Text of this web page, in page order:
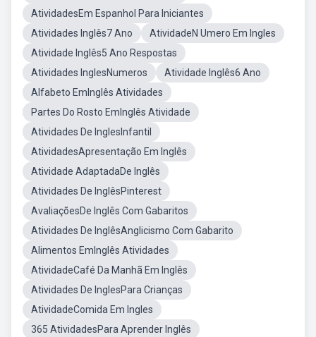
AtividadesEm Espanhol Para Iniciantes
Atividades Inglês7 Ano
AtividadeN Umero Em Ingles
Atividade Inglês5 Ano Respostas
Atividades InglesNumeros
Atividade Inglês6 Ano
Alfabeto EmInglês Atividades
Partes Do Rosto EmInglês Atividade
Atividades De InglesInfantil
AtividadesApresentação Em Inglês
Atividade AdaptadaDe Inglês
Atividades De InglêsPinterest
AvaliaçõesDe Inglês Com Gabaritos
Atividades De InglêsAnglicismo Com Gabarito
Alimentos EmInglês Atividades
AtividadeCafé Da Manhã Em Inglês
Atividades De InglesPara Crianças
AtividadeComida Em Ingles
365 AtividadesPara Aprender Inglês